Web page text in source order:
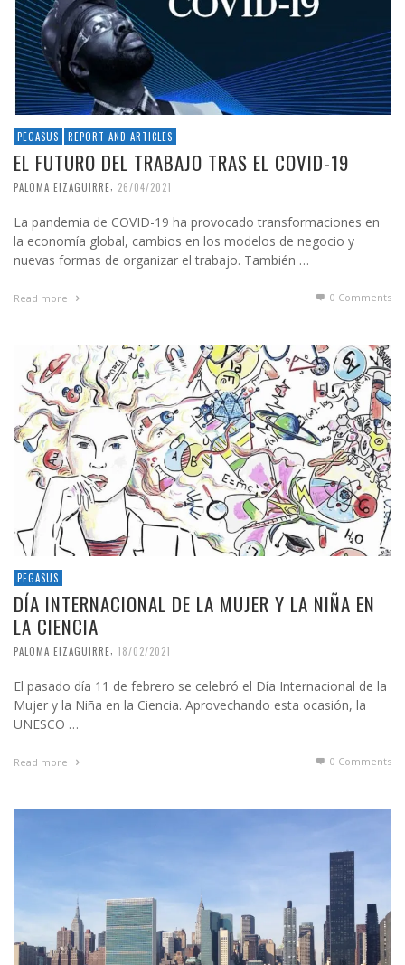
PEGASUS REPORT AND ARTICLES
EL FUTURO DEL TRABAJO TRAS EL COVID-19
PALOMA EIZAGUIRRE, 26/04/2021
La pandemia de COVID-19 ha provocado transformaciones en
la economía global, cambios en los modelos de negocio y
nuevas formas de organizar el trabajo. También …
Read more 0 Comments
PEGASUS
DÍA INTERNACIONAL DE LA MUJER Y LA NIÑA EN
LA CIENCIA
PALOMA EIZAGUIRRE, 18/02/2021
El pasado día 11 de febrero se celebró el Día Internacional de la
Mujer y la Niña en la Ciencia. Aprovechando esta ocasión, la
UNESCO …
Read more 0 Comments